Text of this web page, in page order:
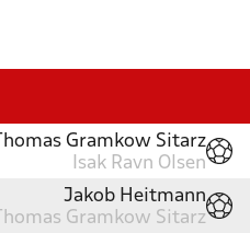
Thomas Gramkow Sitarz
Isak Ravn Olsen
Jakob Heitmann
Thomas Gramkow Sitarz